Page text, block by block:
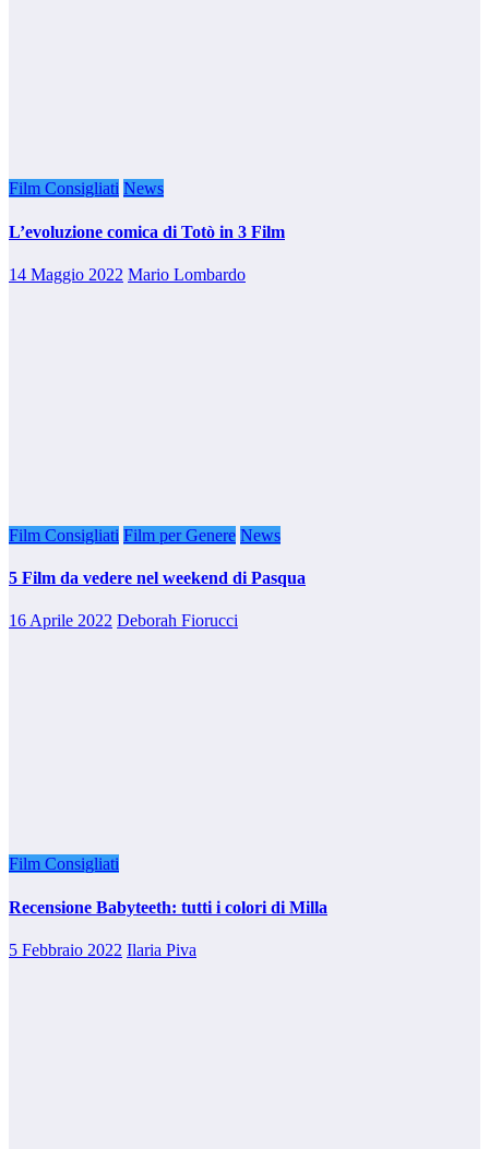
Film Consigliati News
L’evoluzione comica di Totò in 3 Film
14 Maggio 2022 Mario Lombardo
Film Consigliati Film per Genere News
5 Film da vedere nel weekend di Pasqua
16 Aprile 2022 Deborah Fiorucci
Film Consigliati
Recensione Babyteeth: tutti i colori di Milla
5 Febbraio 2022 Ilaria Piva